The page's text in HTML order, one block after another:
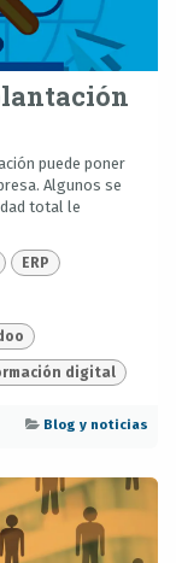
puede poner
Algunos se
total le
ERP
digital
Blog y noticias